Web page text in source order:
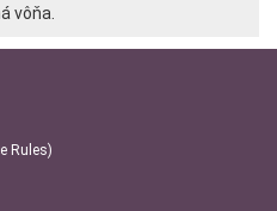
vôňa.
Rules)